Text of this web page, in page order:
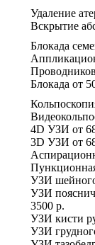
Удаление
Вскрытие
Блокада
Блокада от
4D УЗИ от
3D УЗИ от
УЗИ
УЗИ
3500 р.
УЗИ кисти
УЗИ